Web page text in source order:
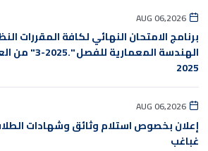
AUG 06,2026
برنامج الامتحان النهائي لكافة المقررات
2025
AUG 06,2026
إعلان بخصوص استلام وثائق وشهادات
غباغب